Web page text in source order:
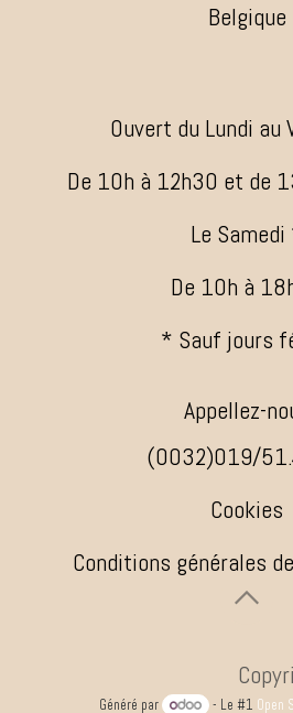
Belgique
Ouvert du Lundi au
De 10h à 12h30 et de
Le
De 10h à
* Sauf jours
Appellez-
(0032)019/
Cookies
Conditions générales
Généré par - Le #1 Open